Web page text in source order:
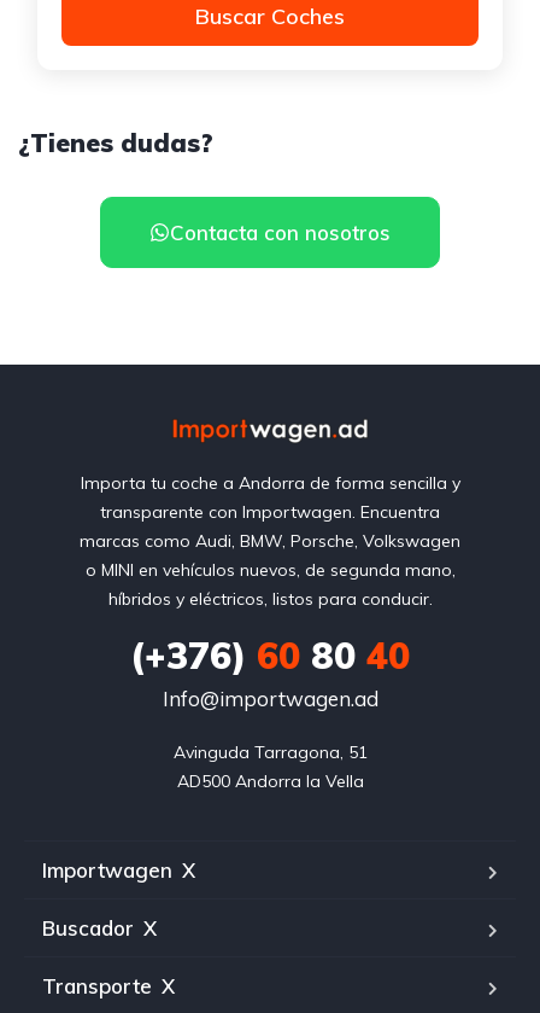
Buscar Coches
¿Tienes dudas?
Contacta con nosotros
Importa tu coche a Andorra de forma sencilla y
transparente con Importwagen. Encuentra
marcas como Audi, BMW, Porsche, Volkswagen
o MINI en vehículos nuevos, de segunda mano,
híbridos y eléctricos, listos para conducir.
(+376) 60 80 40
Info@importwagen.ad
Avinguda Tarragona, 51
AD500 Andorra la Vella
Importwagen X
Buscador X
Transporte X